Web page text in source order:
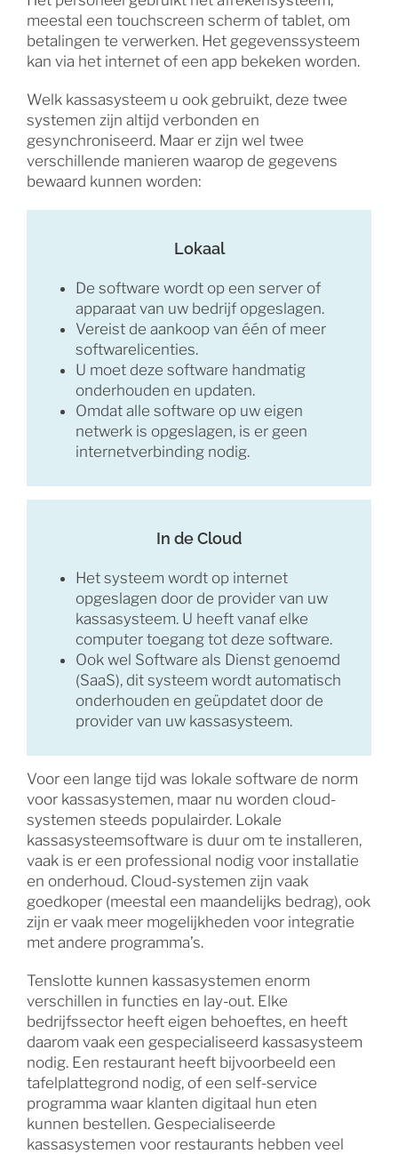
meestal een touchscreen scherm of tablet, om
betalingen te verwerken. Het gegevenssysteem
kan via het internet of een app bekeken worden.
Welk kassasysteem u ook gebruikt, deze twee
systemen zijn altijd verbonden en
gesynchroniseerd. Maar er zijn wel twee
verschillende manieren waarop de gegevens
bewaard kunnen worden:
Lokaal
De software wordt op een server of
apparaat van uw bedrijf opgeslagen.
Vereist de aankoop van één of meer
softwarelicenties.
U moet deze software handmatig
onderhouden en updaten.
Omdat alle software op uw eigen
netwerk is opgeslagen, is er geen
internetverbinding nodig.
In de Cloud
Het systeem wordt op internet
opgeslagen door de provider van uw
kassasysteem. U heeft vanaf elke
computer toegang tot deze software.
Ook wel Software als Dienst genoemd
(SaaS), dit systeem wordt automatisch
onderhouden en geüpdatet door de
provider van uw kassasysteem.
Voor een lange tijd was lokale software de norm
voor kassasystemen, maar nu worden cloud-
systemen steeds populairder. Lokale
kassasysteemsoftware is duur om te installeren,
vaak is er een professional nodig voor installatie
en onderhoud. Cloud-systemen zijn vaak
goedkoper (meestal een maandelijks bedrag), ook
zijn er vaak meer mogelijkheden voor integratie
met andere programma’s.
Tenslotte kunnen kassasystemen enorm
verschillen in functies en lay-out. Elke
bedrijfssector heeft eigen behoeftes, en heeft
daarom vaak een gespecialiseerd kassasysteem
nodig. Een restaurant heeft bijvoorbeeld een
tafelplattegrond nodig, of een self-service
programma waar klanten digitaal hun eten
kunnen bestellen. Gespecialiseerde
kassasystemen voor restaurants hebben veel